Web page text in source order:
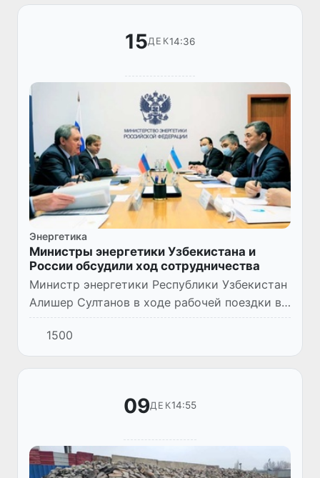
15ДЕК14:36
Энергетика
Министры энергетики Узбекистана и
России обсудили ход сотрудничества
Министр энергетики Республики Узбекистан
Алишер Султанов в ходе рабочей поездки в
Москву 14 декабря 2020 года провёл
встречу с вновь назначенным министром
энергетики Российской Фед...
1500
09ДЕК14:55